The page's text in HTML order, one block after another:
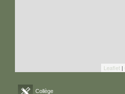
Leaflet |
Collège